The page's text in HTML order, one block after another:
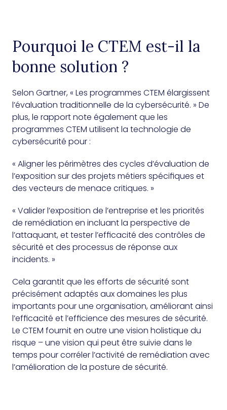
Pourquoi le CTEM est-il la
bonne solution ?
Selon Gartner, « Les programmes CTEM élargissent
l’évaluation traditionnelle de la cybersécurité. » De
plus, le rapport note également que les
programmes CTEM utilisent la technologie de
cybersécurité pour :
« Aligner les périmètres des cycles d’évaluation de
l’exposition sur des projets métiers spécifiques et
des vecteurs de menace critiques. »
« Valider l’exposition de l’entreprise et les priorités
de remédiation en incluant la perspective de
l’attaquant, et tester l’efficacité des contrôles de
sécurité et des processus de réponse aux
incidents. »
Cela garantit que les efforts de sécurité sont
précisément adaptés aux domaines les plus
importants pour une organisation, améliorant ainsi
l’efficacité et l’efficience des mesures de sécurité.
Le CTEM fournit en outre une vision holistique du
risque – une vision qui peut être suivie dans le
temps pour corréler l’activité de remédiation avec
l’amélioration de la posture de sécurité.